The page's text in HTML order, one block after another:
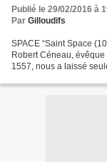
Publié le 29/02/2016 à
Par Gilloudifs
SPACE “Saint Space
Robert Céneau,
1557, nous a laissé